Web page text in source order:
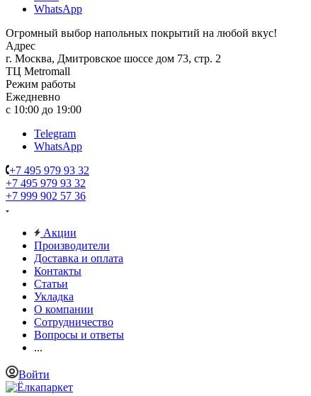
WhatsApp
Огромный выбор напольных покрытий на любой вкус!
Адрес
г. Москва, Дмитровское шоссе дом 73, стр. 2
ТЦ Metromall
Режим работы
Ежедневно
с 10:00 до 19:00
Telegram
WhatsApp
+7 495 979 93 32
+7 495 979 93 32
+7 999 902 57 36
Акции
Производители
Доставка и оплата
Контакты
Статьи
Укладка
О компании
Сотрудничество
Вопросы и ответы
...
Войти